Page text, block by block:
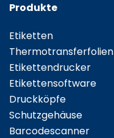
Produkte
Etiketten
Thermotransferfolien
Etikettendrucker
Etikettensoftware
Druckköpfe
Schutzgehäuse
Barcodescanner